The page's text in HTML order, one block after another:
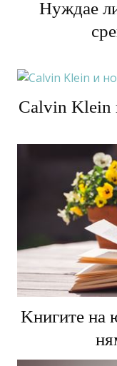
Нуждае
Calvin Klein
Kнигите на